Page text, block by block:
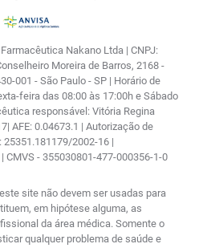
Nakano Ltda | CNPJ:
Moreira de Barros, 2168 -
001 - São Paulo - SP | Horário de
feira das 08:00 às 17:00h e Sábado
responsável: Vitória Regina
AFE: 0.04673.1 | Autorização de
2002-16 |
CMVS - 355030801-477-000356-1-0
site não devem ser usadas para
em hipótese alguma, as
da área médica. Somente o
qualquer problema de saúde e